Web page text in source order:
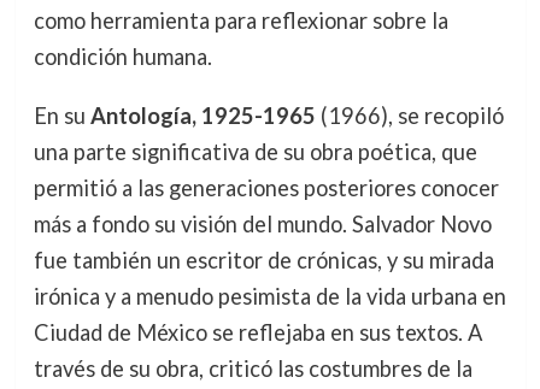
como herramienta para reflexionar sobre la
condición humana.
En su Antología, 1925-1965 (1966), se recopiló
una parte significativa de su obra poética, que
permitió a las generaciones posteriores conocer
más a fondo su visión del mundo. Salvador Novo
fue también un escritor de crónicas, y su mirada
irónica y a menudo pesimista de la vida urbana en
Ciudad de México se reflejaba en sus textos. A
través de su obra, criticó las costumbres de la